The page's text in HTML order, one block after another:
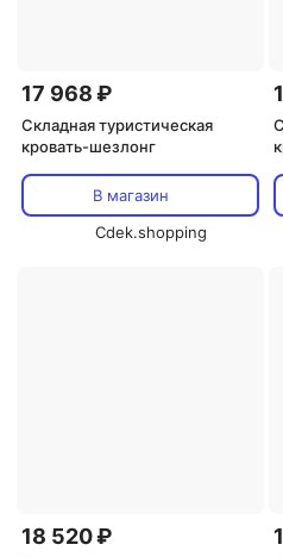
17 968 ₽
Складная туристическая
кровать-шезлонг
В магазин
Cdek.shopping
18 520 ₽